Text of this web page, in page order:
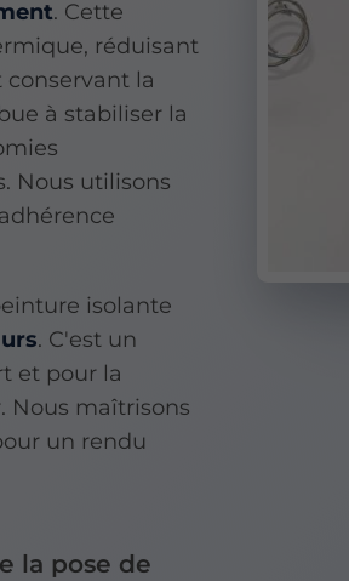
. Cette
réduisant
la
à stabiliser la
Nous utilisons
isolante
. C'est un
et pour la
Nous maîtrisons
un rendu
la pose de